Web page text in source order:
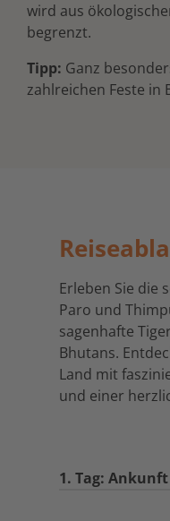
wird aus
begrenzt.
Tipp: Ganz
zahlreichen Feste in
Erleben Sie die
Paro und
sagenhafte
Bhutans.
Land mit
und einer
1. Tag: